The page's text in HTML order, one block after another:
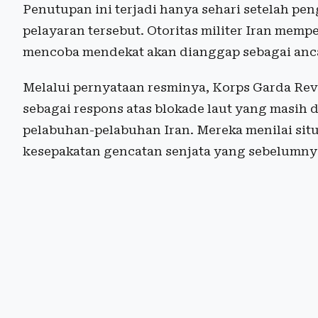
Penutupan ini terjadi hanya sehari setelah
pelayaran tersebut. Otoritas militer Iran
mencoba mendekat akan dianggap sebagai
Melalui pernyataan resminya, Korps Garda
sebagai respons atas blokade laut yang
pelabuhan-pelabuhan Iran. Mereka menilai
kesepakatan gencatan senjata yang